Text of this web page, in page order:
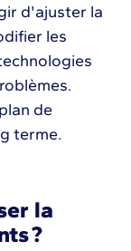
d'ajuster la
les
de
terme.
la
?